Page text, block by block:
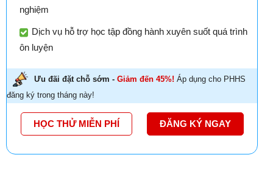
nghiệm
Dịch vụ hỗ trợ học tập đồng hành xuyên suốt quá trình
ôn luyện
Ưu đãi đặt chỗ sớm - Giảm đến 45%! Áp dụng cho PHHS
đăng ký trong tháng này!
HỌC THỬ MIỄN PHÍ ĐĂNG KÝ NGAY